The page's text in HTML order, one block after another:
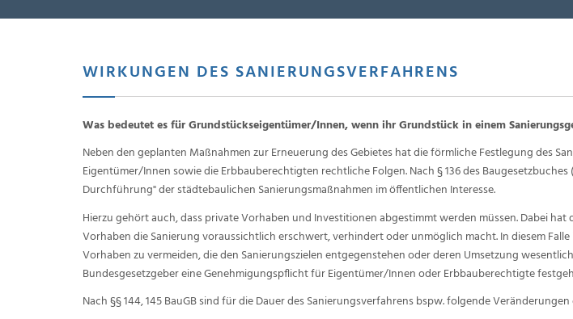
WIRKUNGEN DES SANIERUNGSVERFAHRENS
Was bedeutet es für Grundstückseigentümer/Innen, wenn ihr Grundstück in einem
Neben den geplanten Maßnahmen zur Erneuerung des Gebietes hat die förmliche Festlegung des
Eigentümer/Innen sowie die Erbbauberechtigten rechtliche Folgen. Nach § 136 des
Durchführung" der städtebaulichen Sanierungsmaßnahmen im öffentlichen Interesse.
Hierzu gehört auch, dass private Vorhaben und Investitionen abgestimmt werden müssen. Dabei
Vorhaben die Sanierung voraussichtlich erschwert, verhindert oder unmöglich macht. In diesem
Vorhaben zu vermeiden, die den Sanierungszielen entgegenstehen oder deren Umsetzung
Bundesgesetzgeber eine Genehmigungspflicht für Eigentümer/Innen oder Erbbauberechtigte
Nach §§ 144, 145 BauGB sind für die Dauer des Sanierungsverfahrens bspw. folgende